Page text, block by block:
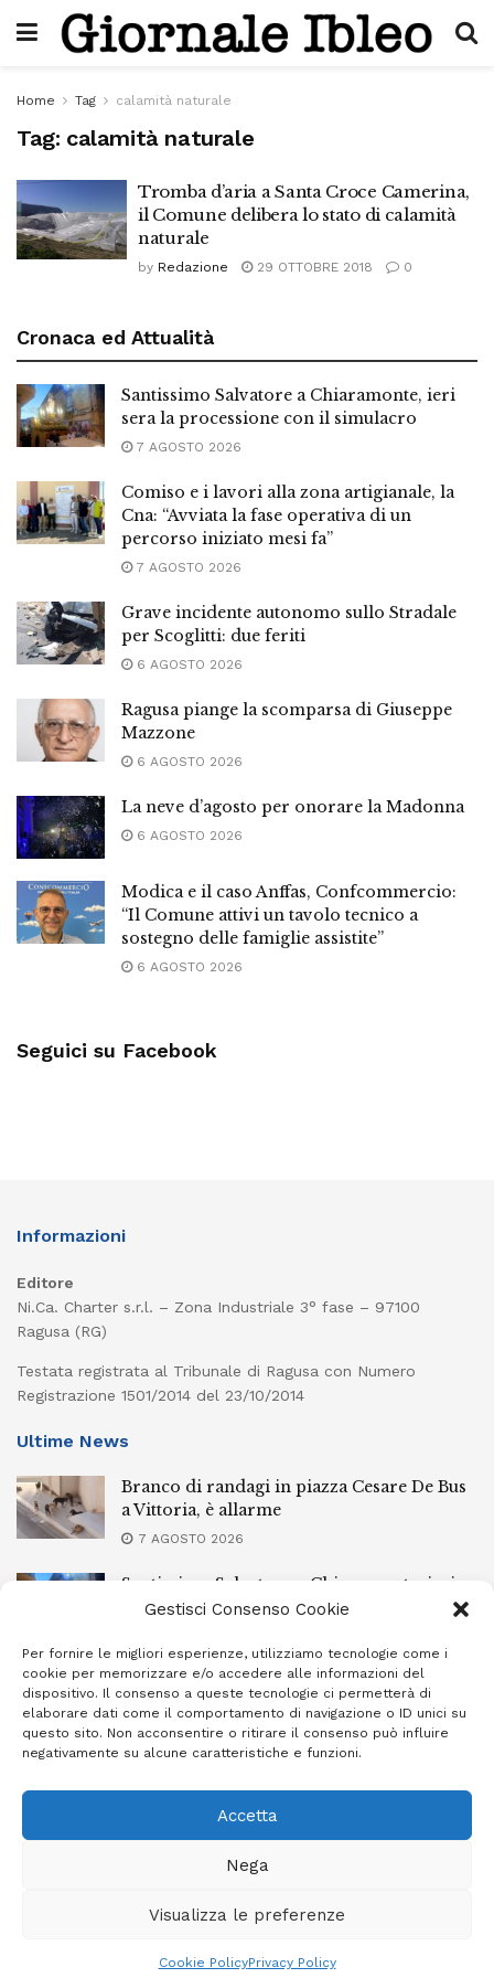
Gestisci Consenso Cookie
Per fornire le migliori esperienze, utilizziamo tecnologie come i
cookie per memorizzare e/o accedere alle informazioni del
dispositivo. Il consenso a queste tecnologie ci permetterà di
elaborare dati come il comportamento di navigazione o ID unici su
questo sito. Non acconsentire o ritirare il consenso può influire
negativamente su alcune caratteristiche e funzioni.
Accetta
Nega
Visualizza le preferenze
Cookie PolicyPrivacy Policy
Home Tag calamità naturale
Tag: calamità naturale
Tromba d’aria a Santa Croce Camerina,
il Comune delibera lo stato di calamità
naturale
by Redazione 29 OTTOBRE 2018 0
Cronaca ed Attualità
Santissimo Salvatore a Chiaramonte, ieri
sera la processione con il simulacro
7 AGOSTO 2026
Comiso e i lavori alla zona artigianale, la
Cna: “Avviata la fase operativa di un
percorso iniziato mesi fa”
7 AGOSTO 2026
Grave incidente autonomo sullo Stradale
per Scoglitti: due feriti
6 AGOSTO 2026
Ragusa piange la scomparsa di Giuseppe
Mazzone
6 AGOSTO 2026
La neve d’agosto per onorare la Madonna
6 AGOSTO 2026
Modica e il caso Anffas, Confcommercio:
“Il Comune attivi un tavolo tecnico a
sostegno delle famiglie assistite”
6 AGOSTO 2026
Seguici su Facebook
Informazioni
Editore
Ni.Ca. Charter s.r.l. – Zona Industriale 3° fase – 97100
Ragusa (RG)
Testata registrata al Tribunale di Ragusa con Numero
Registrazione 1501/2014 del 23/10/2014
Ultime News
Branco di randagi in piazza Cesare De Bus
a Vittoria, è allarme
7 AGOSTO 2026
Santissimo Salvatore a Chiaramonte, ieri
sera la processione con il simulacro
L’Ebt Ragusa approva il regolamento di
conciliazione
7 AGOSTO 2026
Giornale Ibleo © 2023 - Powered byStudio Greco - Consulenza